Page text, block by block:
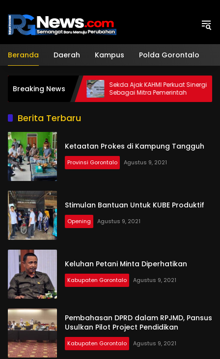
konten
Beranda Daerah Kampus Polda Gorontalo
Breaking News
Qur’an
Sekda Ajak KAHMI Perkuat Sinergi
Sebagai Mitra Pemerintah
Berita Terbaru
Ketaatan Prokes di Kampung Tangguh
Provinsi Gorontalo Agustus 9, 2021
Stimulan Bantuan Untuk KUBE Produktif
Opening Agustus 9, 2021
Keluhan Petani Minta Diperhatikan
Kabupaten Gorontalo Agustus 9, 2021
Rakyat
Gorontalo
Pembahasan DPRD dalam RPJMD, Pansus
Usulkan Pilot Project Pendidikan
Kabupaten Gorontalo Agustus 9, 2021